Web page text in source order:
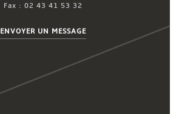
Fax : 02 43 41 53 32
ENVOYER UN MESSAGE